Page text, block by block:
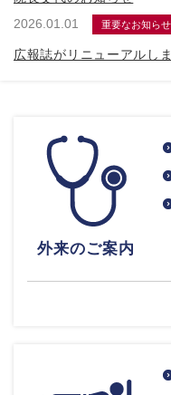
2026.01.01
重要なお知らせ
広報誌がリニューアルし
外来のご案内